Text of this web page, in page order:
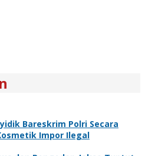
Bareskrim Polri Secara
Impor Ilegal